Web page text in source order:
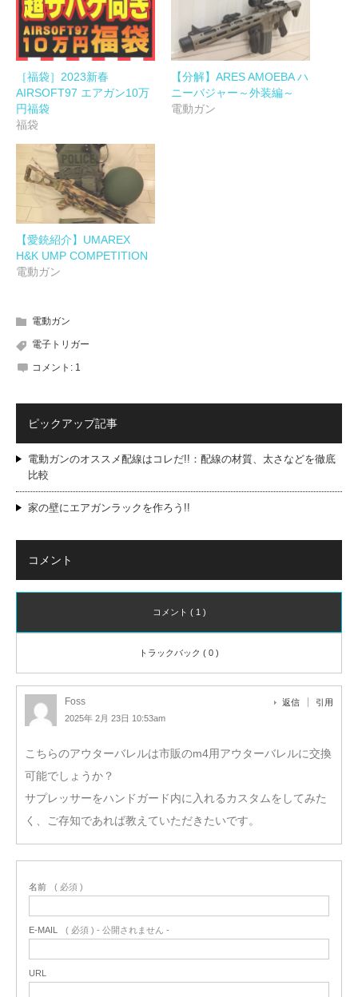
［福袋］2023新春
AIRSOFT97 エアガン10万
円福袋
福袋
【分解】ARES AMOEBA ハ
ニーバジャー～外装編～
電動ガン
【愛銃紹介】UMAREX
H&K UMP COMPETITION
電動ガン
電動ガン
電子トリガー
コメント: 1
ピックアップ記事
電動ガンのオススメ配線はコレだ!!：配線の材質、太さなどを徹底
比較
家の壁にエアガンラックを作ろう!!
コメント
コメント ( 1 )
トラックバック ( 0 )
Foss
2025年 2月 23日 10:53am
返信 引用
こちらのアウターバレルは市販のm4用アウターバレルに交換
可能でしょうか？
サプレッサーをハンドガード内に入れるカスタムをしてみた
く、ご存知であれば教えていただきたいです。
名前 ( 必須 )
E-MAIL ( 必須 ) - 公開されません -
URL